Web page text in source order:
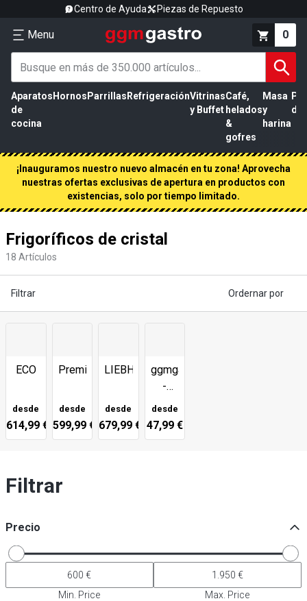
Centro de Ayuda Piezas de Repuesto
Menu 0
Aparatos
de
cocina
Hornos Parrillas RefrigeraciónVitrinas
y Buffet
Café,
helados
&
gofres
Masa
y
harina
de
¡Inauguramos nuestro nuevo almacén en tu zona! Aprovecha
nuestras ofertas exclusivas de apertura en productos con
existencias, solo por tiempo limitado.
Frigoríficos de cristal
18 Artículos
Filtrar Ordernar por
ECO
desde
614,99 €
Premium
desde
599,99 €
LIEBHERR
desde
679,99 €
ggmgastro
-
Termómetro
desde
47,99 €
Filtrar
Precio
Min. Price Max. Price